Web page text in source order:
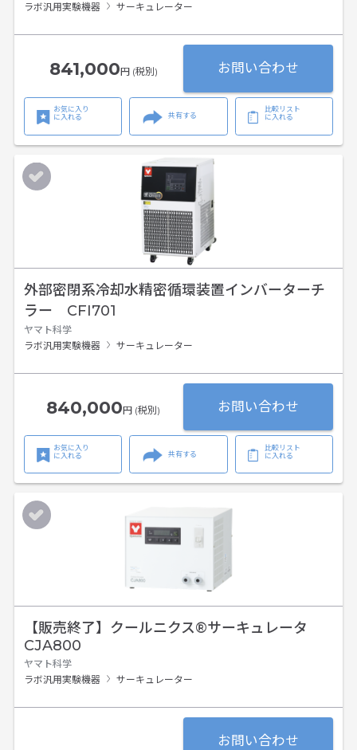
ラボ汎用実験機器
サーキュレーター
841,000円 (税別) お問い合わせ
お気に入り
に入れる
共有する
比較リスト
に入れる
外部密閉系冷却水精密循環装置インバーターチ
ラー CFI701
ヤマト科学
ラボ汎用実験機器
サーキュレーター
840,000円 (税別) お問い合わせ
お気に入り
に入れる
共有する
比較リスト
に入れる
【販売終了】 クールニクス®サーキュレータ
CJA800
ヤマト科学
ラボ汎用実験機器
サーキュレーター
お問い合わせ